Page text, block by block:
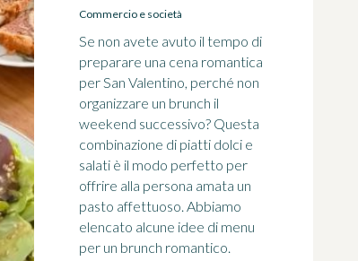
Commercio e società
Se non avete avuto il tempo di
preparare una cena romantica
per San Valentino, perché non
organizzare un brunch il
weekend successivo? Questa
combinazione di piatti dolci e
salati è il modo perfetto per
offrire alla persona amata un
pasto affettuoso. Abbiamo
elencato alcune idee di menu
per un brunch romantico.